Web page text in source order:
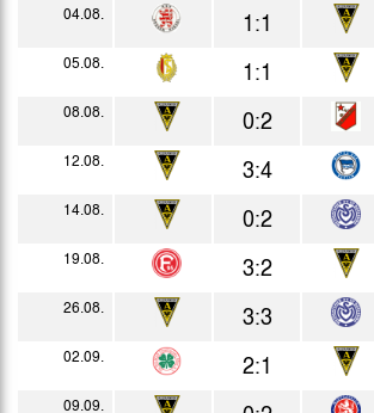
04.08.
1:1
05.08.
1:1
08.08.
0:2
12.08.
3:4
14.08.
0:2
19.08.
3:2
26.08.
3:3
02.09.
2:1
09.09.